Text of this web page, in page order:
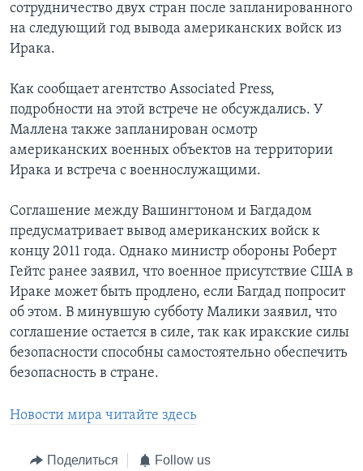
сотрудничество двух стран после запланированного
на следующий год вывода американских войск из
Ирака.
Как сообщает агентство Associated Press,
подробности на этой встрече не обсуждались. У
Маллена также запланирован осмотр
американских военных объектов на территории
Ирака и встреча с военнослужащими.
Соглашение между Вашингтоном и Багдадом
предусматривает вывод американских войск к
концу 2011 года. Однако министр обороны Роберт
Гейтс ранее заявил, что военное присутствие США в
Ираке может быть продлено, если Багдад попросит
об этом. В минувшую субботу Малики заявил, что
соглашение остается в силе, так как иракские силы
безопасности способны самостоятельно обеспечить
безопасность в стране.
Новости мира читайте здесь
Поделиться Follow us